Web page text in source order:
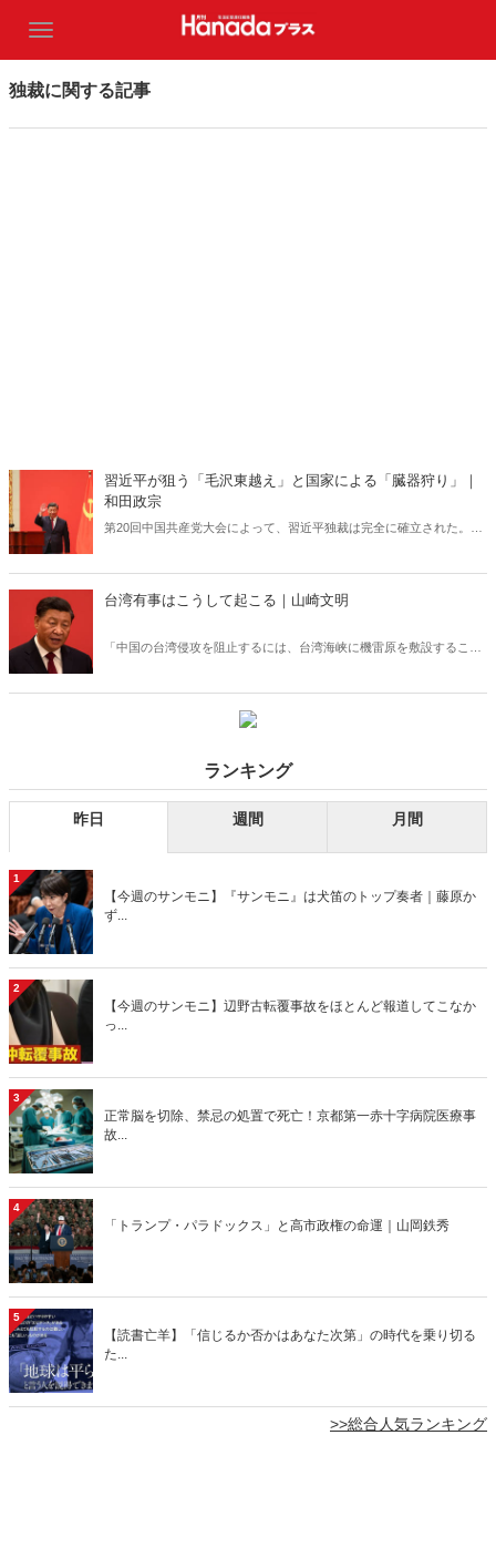
独裁に関する記事
習近平が狙う「毛沢東越え」と国家による「臓器狩り」｜
和田政宗
第20回中国共産党大会によって、習近平独裁は完全に確立された。国
たちから移植用の臓器を摘出する「臓器狩り」についてだ。
台湾有事はこうして起こる｜山崎文明
「中国の台湾侵攻を阻止するには、台湾海峡に機雷原を敷設すること
る。もし台湾海峡が封鎖されれば日本はどうなるのか。報じられない
「台湾有事の盲点」を緊急分析する。
ランキング
昨日 週間 月間
1
【今週のサンモニ】『サンモニ』は犬笛のトップ奏者｜藤原か
ず...
2
【今週のサンモニ】辺野古転覆事故をほとんど報道してこなか
っ...
3
正常脳を切除、禁忌の処置で死亡！京都第一赤十字病院医療事
故...
4
「トランプ・パラドックス」と高市政権の命運｜山岡鉄秀
5
【読書亡羊】「信じるか否かはあなた次第」の時代を乗り切る
た...
>>総合人気ランキング